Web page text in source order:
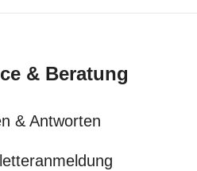
& Beratung
& Antworten